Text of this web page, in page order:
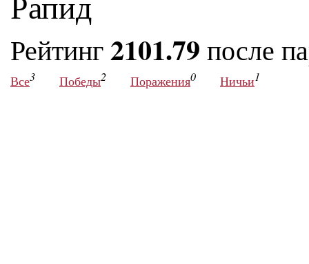
Рейтинг2101.79 после
Все3 Победы2 Поражения0 Ничьи1